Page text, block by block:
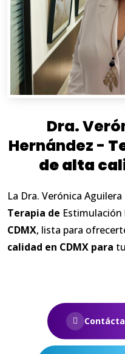
Dra.
Hernández -
dealta
La Dra. Verónica
Terapia de Estimulación
CDMX, lista para
calidad en CDMX para